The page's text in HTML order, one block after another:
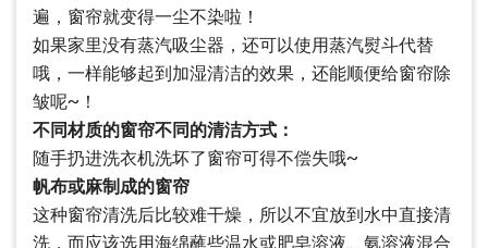
遍，窗帘就变得一尘不染啦！
如果家里没有蒸汽吸尘器，还可以使用蒸汽熨斗代替
哦，一样能够起到加湿清洁的效果，还能顺便给窗帘除
皱呢~！
不同材质的窗帘不同的清洁方式：
随手扔进洗衣机洗坏了窗帘可得不偿失哦~
帆布或麻制成的窗帘
这种窗帘清洗后比较难干燥，所以不宜放到水中直接清
洗，而应该选用海绵蘸些温水或肥皂溶液、氨溶液混合